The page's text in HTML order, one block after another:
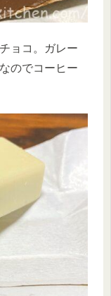
ョコ。ガレー
のでコーヒー